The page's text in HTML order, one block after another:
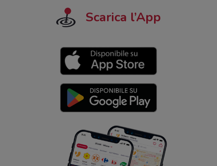
Scarica l’App